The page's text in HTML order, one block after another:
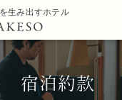
宿泊約款